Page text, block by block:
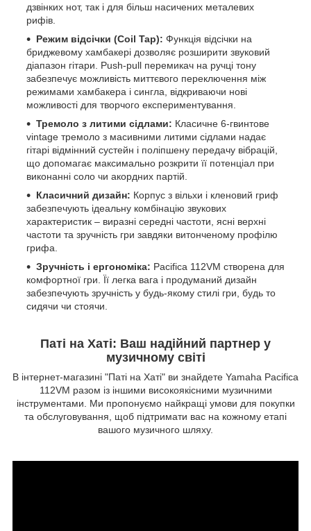
дзвінких нот, так і для більш насичених металевих
рифів.
Режим відсічки (Coil Tap): Функція відсічки на
бриджевому хамбакері дозволяє розширити звуковий
діапазон гітари. Push-pull перемикач на ручці тону
забезпечує можливість миттєвого переключення між
режимами хамбакера і сингла, відкриваючи нові
можливості для творчого експериментування.
Тремоло з литими сідлами: Класичне 6-гвинтове
vintage тремоло з масивними литими сідлами надає
гітарі відмінний сустейн і поліпшену передачу вібрацій,
що допомагає максимально розкрити її потенціал при
виконанні соло чи акордних партій.
Класичний дизайн: Корпус з вільхи і кленовий гриф
забезпечують ідеальну комбінацію звукових
характеристик – виразні середні частоти, ясні верхні
частоти та зручність гри завдяки витонченому профілю
грифа.
Зручність і ергономіка: Pacifica 112VM створена для
комфортної гри. Її легка вага і продуманий дизайн
забезпечують зручність у будь-якому стилі гри, будь то
сидячи чи стоячи.
Паті на Хаті: Ваш надійний партнер у
музичному світі
В інтернет-магазині "Паті на Хаті" ви знайдете Yamaha Pacifica
112VM разом із іншими високоякісними музичними
інструментами. Ми пропонуємо найкращі умови для покупки
та обслуговування, щоб підтримати вас на кожному етапі
вашого музичного шляху.